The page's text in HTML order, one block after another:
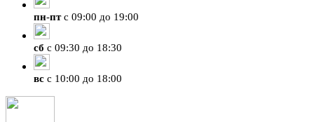
пн-птс 09:00 до 19:00
сб с 09:30 до 18:30
вс с 10:00 до 18:00